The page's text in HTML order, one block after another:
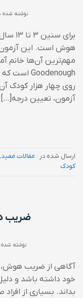
نوشته شده
هوش است. این آزمون
روی چهار هزار کودک
آزمون، تعیین درجه[…]
ارسال شده در : مقالات مفید,
کودک
ضریب
نوشته شده
آگاهی از ضریب هوش،
خود داشته باشد و
بداند. بسیاری از